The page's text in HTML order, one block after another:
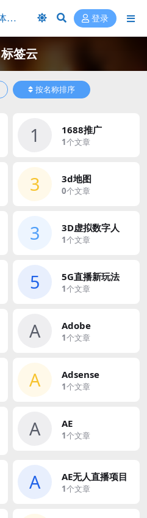
登录
标签云
按名称排序
1 1688推广
1个文章
3 3d地图
0个文章
3 3D虚拟数字人
1个文章
5 5G直播新玩法
1个文章
A Adobe
1个文章
A Adsense
1个文章
A AE
1个文章
A AE无人直播项目
1个文章